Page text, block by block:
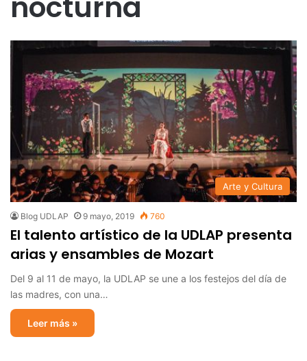
Arte y Cultura
Blog UDLAP 9 mayo, 2019 760
El talento artístico de la UDLAP presenta
arias y ensambles de Mozart
Del 9 al 11 de mayo, la UDLAP se une a los festejos del día de
las madres, con una…
Leer más »